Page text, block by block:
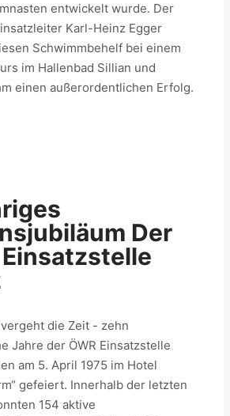
entwickelt wurde. Der
Karl-Heinz Egger
Schwimmbehelf bei einem
im Hallenbad Sillian und
einen außerordentlichen Erfolg.
Der
Einsatzstelle
die Zeit - zehn
Jahre der ÖWR Einsatzstelle
am 5. April 1975 im Hotel
gefeiert. Innerhalb der letzten
154 aktive